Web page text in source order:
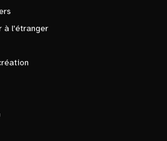
à l'étranger